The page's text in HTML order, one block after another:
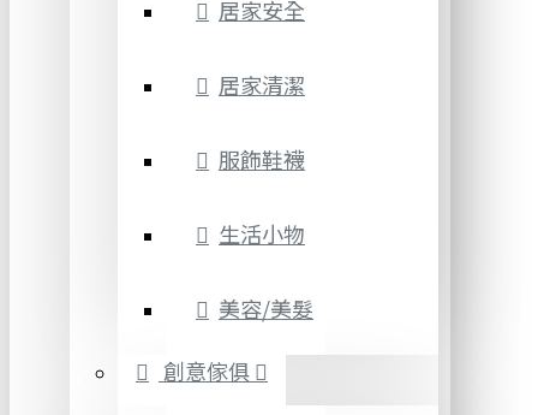
居家安全
居家清潔
服飾鞋襪
生活小物
美容/美髮
創意傢俱